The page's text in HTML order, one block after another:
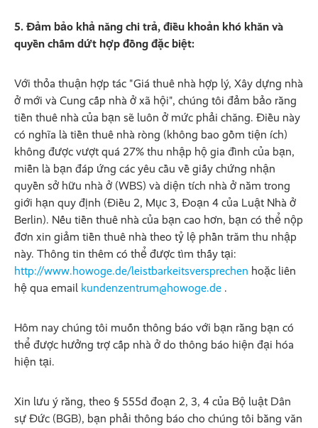
5. Đảm bảo khả năng chi trả, điều khoản khó khăn và
quyền chấm dứt hợp đồng đặc biệt:
Với thỏa thuận hợp tác "Giá thuê nhà hợp lý, Xây dựng nhà
ở mới và Cung cấp nhà ở xã hội", chúng tôi đảm bảo rằng
tiền thuê nhà của bạn sẽ luôn ở mức phải chăng. Điều này
có nghĩa là tiền thuê nhà ròng (không bao gồm tiện ích)
không được vượt quá 27% thu nhập hộ gia đình của bạn,
miễn là bạn đáp ứng các yêu cầu về giấy chứng nhận
quyền sở hữu nhà ở (WBS) và diện tích nhà ở nằm trong
giới hạn quy định (Điều 2, Mục 3, Đoạn 4 của Luật Nhà ở
Berlin). Nếu tiền thuê nhà của bạn cao hơn, bạn có thể nộp
đơn xin giảm tiền thuê nhà theo tỷ lệ phần trăm thu nhập
này. Thông tin thêm có thể được tìm thấy tại:
http://www.howoge.de/leistbarkeitsversprechen hoặc liên
hệ qua email kundenzentrum@howoge.de .
Hôm nay chúng tôi muốn thông báo với bạn rằng bạn có
thể được hưởng trợ cấp nhà ở do thông báo hiện đại hóa
hiện tại.
Xin lưu ý rằng, theo § 555d đoạn 2, 3, 4 của Bộ luật Dân
sự Đức (BGB), bạn phải thông báo cho chúng tôi bằng văn